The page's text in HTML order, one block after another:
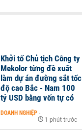
Khởi tố Chủ tịch Công ty
Mekolor từng đề xuất
làm dự án đường sắt tốc
độ cao Bắc - Nam 100
tỷ USD bằng vốn tự có
DOANH NGHIỆP -
1 phút trước